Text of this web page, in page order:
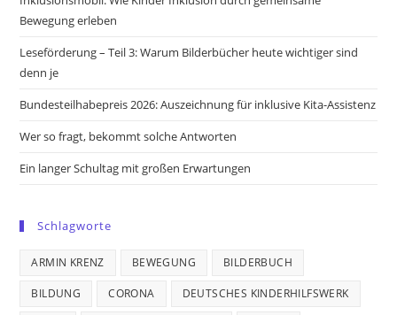
tab
tab
Bewegung erleben
Leseförderung – Teil 3: Warum Bilderbücher heute wichtiger sind
denn je
Bundesteilhabepreis 2026: Auszeichnung für inklusive Kita-Assistenz
Wer so fragt, bekommt solche Antworten
Ein langer Schultag mit großen Erwartungen
Schlagworte
ARMIN KRENZ BEWEGUNG BILDERBUCH
BILDUNG CORONA DEUTSCHES KINDERHILFSWERK